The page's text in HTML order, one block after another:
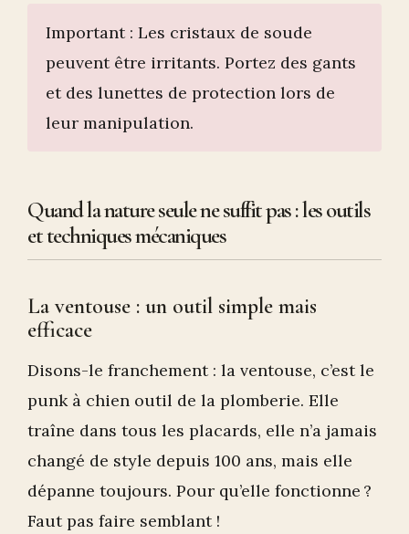
Important : Les cristaux de soude
peuvent être irritants. Portez des gants
et des lunettes de protection lors de
leur manipulation.
Quand la nature seule ne suffit pas : les outils
et techniques mécaniques
La ventouse : un outil simple mais
efficace
Disons-le franchement : la ventouse, c’est le
punk à chien outil de la plomberie. Elle
traîne dans tous les placards, elle n’a jamais
changé de style depuis 100 ans, mais elle
dépanne toujours. Pour qu’elle fonctionne ?
Faut pas faire semblant !